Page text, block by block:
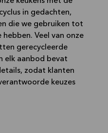
in gedachten,
die we gebruiken tot
Veel van onze
gerecycleerde
elk aanbod bevat
zodat klanten
keuzes